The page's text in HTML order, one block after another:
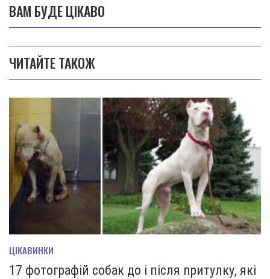
ВАМ БУДЕ ЦІКАВО
ЧИТАЙТЕ ТАКОЖ
ЦІКАВИНКИ
17 фотографій собак до і після притулку, які